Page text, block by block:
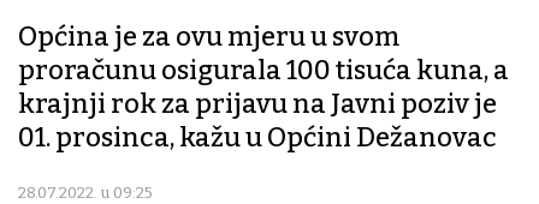
Općina je za ovu mjeru u svom
proračunu osigurala 100 tisuća kuna, a
krajnji rok za prijavu na Javni poziv je
01. prosinca, kažu u Općini Dežanovac
28.07.2022. u 09:25